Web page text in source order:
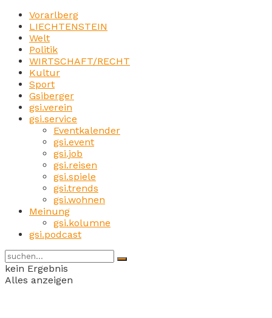
Vorarlberg
LIECHTENSTEIN
Welt
Politik
WIRTSCHAFT/RECHT
Kultur
Sport
Gsiberger
gsi.verein
gsi.service
Eventkalender
gsi.event
gsi.job
gsi.reisen
gsi.spiele
gsi.trends
gsi.wohnen
Meinung
gsi.kolumne
gsi.podcast
kein Ergebnis
Alles anzeigen